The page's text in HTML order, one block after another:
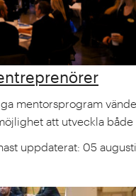
mentorsprogram
att utveckla
uppdaterat: 05